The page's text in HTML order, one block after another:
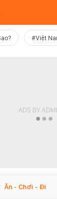
#Việt
Ăn - Chơi - Đi